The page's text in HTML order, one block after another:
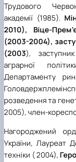
Трудового
академії (1985).
2010), Віце-
(2003-2004),
(2003),
аграрної
Департаменту
розведення та
2005), член-
Нагороджений
України, Лауреат
техніки ( 2004),